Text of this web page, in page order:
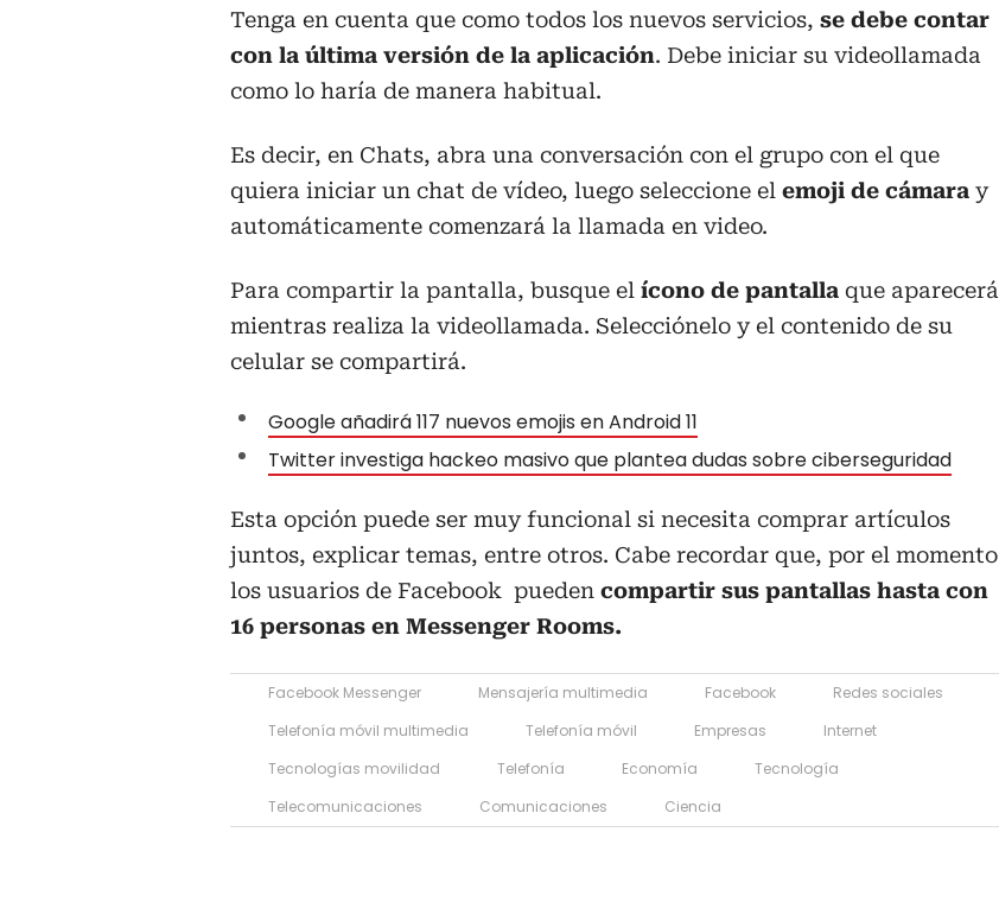
Tenga en cuenta que como todos los nuevos servicios, se debe contar
con la última versión de la aplicación. Debe iniciar su videollamada
como lo haría de manera habitual.
Es decir, en Chats, abra una conversación con el grupo con el que
quiera iniciar un chat de vídeo, luego seleccione el emoji de cámara y
automáticamente comenzará la llamada en video.
Para compartir la pantalla, busque el ícono de pantalla que aparecerá
mientras realiza la videollamada. Selecciónelo y el contenido de su
celular se compartirá.
Google añadirá 117 nuevos emojis en Android 11
Twitter investiga hackeo masivo que plantea dudas sobre ciberseguridad
Esta opción puede ser muy funcional si necesita comprar artículos
juntos, explicar temas, entre otros. Cabe recordar que, por el momento
los usuarios de Facebook pueden compartir sus pantallas hasta con
16 personas en Messenger Rooms.
Facebook Messenger Mensajería multimedia Facebook
Redes sociales
Telefonía móvil multimedia
Telefonía móvil Empresas
Internet
Tecnologías movilidad
Telefonía Economía
Tecnología
Telecomunicaciones
Comunicaciones Ciencia